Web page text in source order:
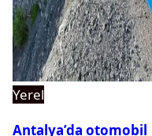
Yerel
Antalya’da otomobil